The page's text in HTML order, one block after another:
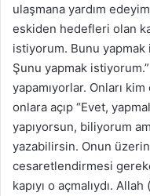
ulaşmana yardım
eskiden hedefleri olan
istiyorum. Bunu
Şunu yapmak
yapamıyorlar. Onları
onlara açıp “Evet,
yapıyorsun, biliyorum
yazabilirsin. Onun
cesaretlendirmesi
kapıyı o açmalıydı.